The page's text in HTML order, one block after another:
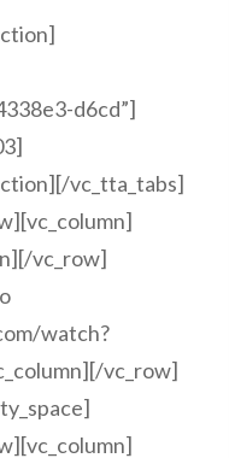
d6cd”]
vc_tta_tabs]
vc_row]
watch?
vc_row]